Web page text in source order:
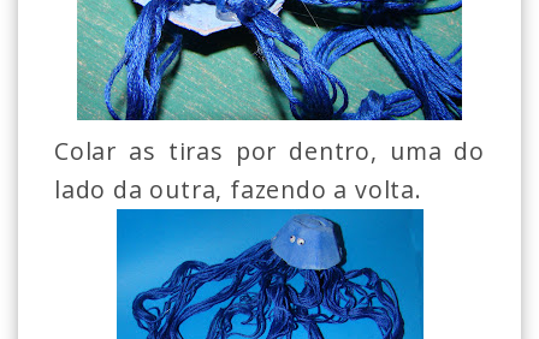
Colar as tiras por dentro, uma do
lado da outra, fazendo a volta.